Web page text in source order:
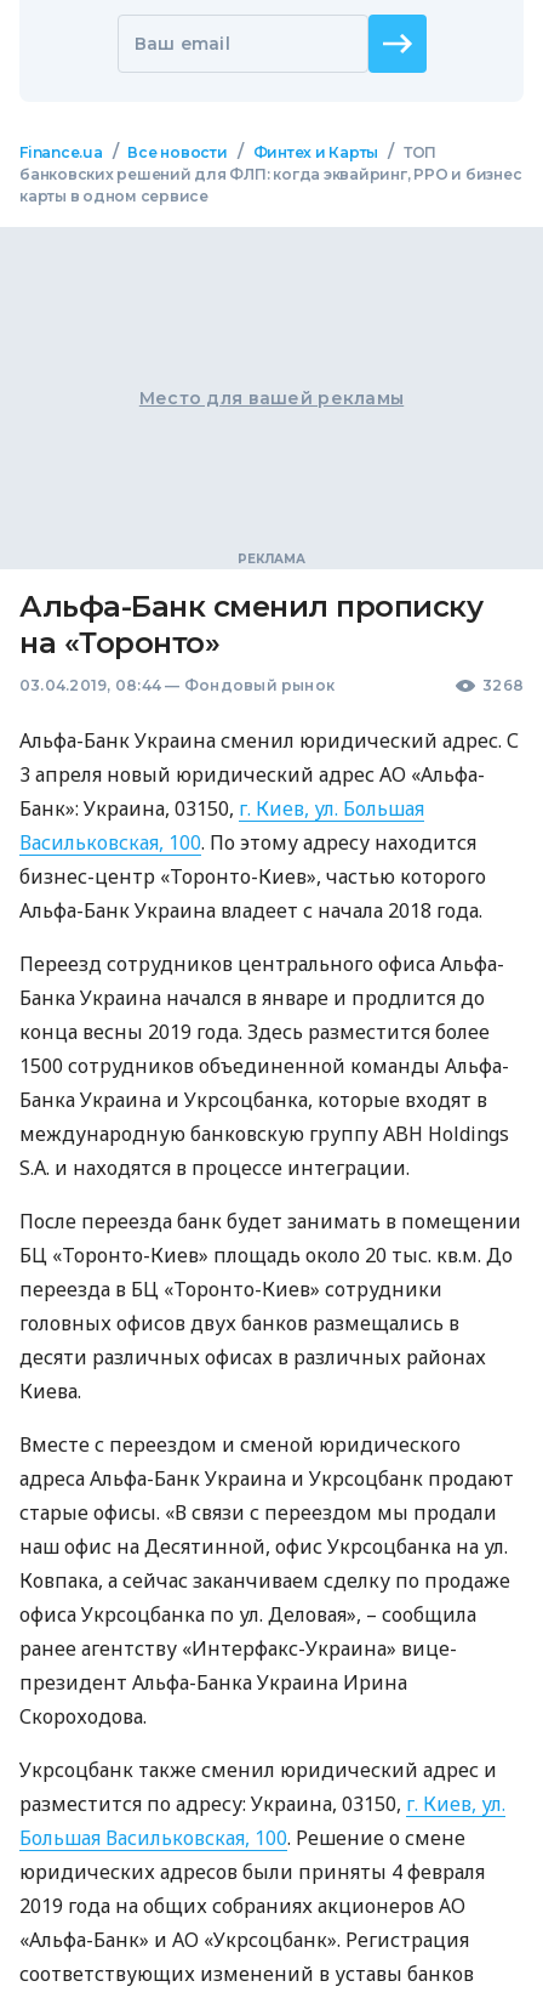
Ваш email
Finance.ua / Все новости / Финтех и Карты / ТОП
банковских решений для ФЛП: когда эквайринг, РРО и бизнес
карты в одном сервисе
Место для вашей рекламы
Альфа-Банк сменил прописку
на «Торонто»
03.04.2019, 08:44 — Фондовый рынок 3268
Альфа-Банк Украина сменил юридический адрес. С
3 апреля новый юридический адрес АО «Альфа-
Банк»: Украина, 03150, г. Киев, ул. Большая
Васильковская, 100. По этому адресу находится
бизнес-центр «Торонто-Киев», частью которого
Альфа-Банк Украина владеет с начала 2018 года.
Переезд сотрудников центрального офиса Альфа-
Банка Украина начался в январе и продлится до
конца весны 2019 года. Здесь разместится более
1500 сотрудников объединенной команды Альфа-
Банка Украина и Укрсоцбанка, которые входят в
международную банковскую группуABH Holdings
S.A. и находятся в процессе интеграции.
После переезда банк будет занимать в помещении
БЦ «Торонто-Киев» площадь около 20 тыс. кв.м. До
переезда в БЦ «Торонто-Киев» сотрудники
головных офисов двух банков размещались в
десяти различных офисах в различных районах
Киева.
Вместе с переездом и сменой юридического
адреса Альфа-Банк Украина и Укрсоцбанк продают
старые офисы. «В связи с переездом мы продали
наш офис на Десятинной, офис Укрсоцбанка на ул.
Ковпака, а сейчас заканчиваем сделку по продаже
офиса Укрсоцбанка по ул. Деловая», – сообщила
ранее агентству «Интерфакс-Украина» вице-
президент Альфа-Банка Украина Ирина
Скороходова.
Укрсоцбанк также сменил юридический адрес и
разместится по адресу: Украина, 03150, г. Киев, ул.
Большая Васильковская, 100. Решение о смене
юридических адресов были приняты 4 февраля
2019 года на общих собраниях акционеров АО
«Альфа-Банк» и АО «Укрсоцбанк». Регистрация
соответствующих изменений в уставы банков